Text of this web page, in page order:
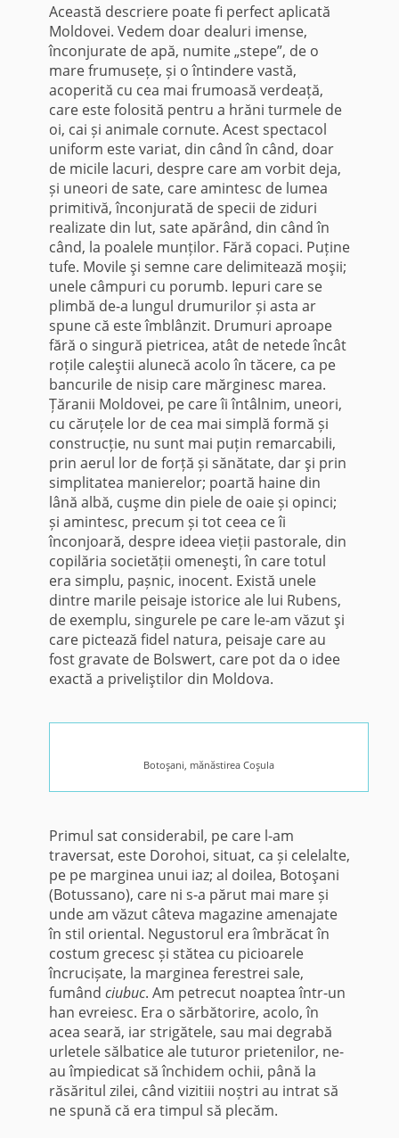
Această descriere poate fi perfect aplicată
Moldovei. Vedem doar dealuri imense,
înconjurate de apă, numite „stepe”, de o
mare frumusețe, și o întindere vastă,
acoperită cu cea mai frumoasă verdeață,
care este folosită pentru a hrăni turmele de
oi, cai și animale cornute. Acest spectacol
uniform este variat, din când în când, doar
de micile lacuri, despre care am vorbit deja,
și uneori de sate, care amintesc de lumea
primitivă, înconjurată de specii de ziduri
realizate din lut, sate apărând, din când în
când, la poalele munților. Fără copaci. Puține
tufe. Movile şi semne care delimitează moşii;
unele câmpuri cu porumb. Iepuri care se
plimbă de-a lungul drumurilor și asta ar
spune că este îmblânzit. Drumuri aproape
fără o singură pietricea, atât de netede încât
roțile caleştii alunecă acolo în tăcere, ca pe
bancurile de nisip care mărginesc marea.
Țăranii Moldovei, pe care îi întâlnim, uneori,
cu căruțele lor de cea mai simplă formă și
construcție, nu sunt mai puțin remarcabili,
prin aerul lor de forță și sănătate, dar şi prin
simplitatea manierelor; poartă haine din
lână albă, cuşme din piele de oaie și opinci;
și amintesc, precum și tot ceea ce îi
înconjoară, despre ideea vieții pastorale, din
copilăria societății omeneşti, în care totul
era simplu, pașnic, inocent. Există unele
dintre marile peisaje istorice ale lui Rubens,
de exemplu, singurele pe care le-am văzut şi
care pictează fidel natura, peisaje care au
fost gravate de Bolswert, care pot da o idee
exactă a priveliştilor din Moldova.
Botoşani, mănăstirea Coşula
Primul sat considerabil, pe care l-am
traversat, este Dorohoi, situat, ca și celelalte,
pe pe marginea unui iaz; al doilea, Botoşani
(Botussano), care ni s-a părut mai mare și
unde am văzut câteva magazine amenajate
în stil oriental. Negustorul era îmbrăcat în
costum grecesc și stătea cu picioarele
încrucișate, la marginea ferestrei sale,
fumând ciubuc. Am petrecut noaptea într-un
han evreiesc. Era o sărbătorire, acolo, în
acea seară, iar strigătele, sau mai degrabă
urletele sălbatice ale tuturor prietenilor, ne-
au împiedicat să închidem ochii, până la
răsăritul zilei, când vizitiii noștri au intrat să
ne spună că era timpul să plecăm.